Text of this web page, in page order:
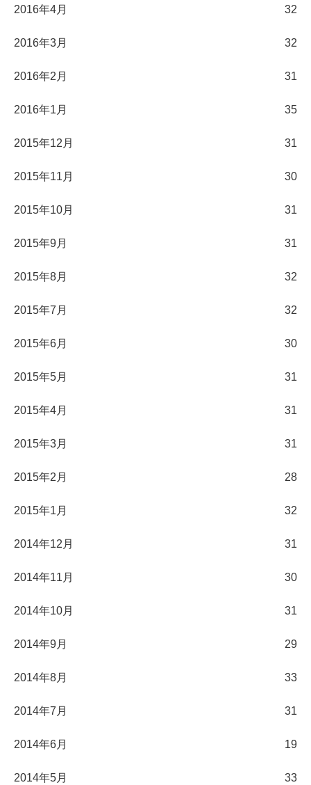
2016年4月 32
2016年3月 32
2016年2月 31
2016年1月 35
2015年12月 31
2015年11月 30
2015年10月 31
2015年9月 31
2015年8月 32
2015年7月 32
2015年6月 30
2015年5月 31
2015年4月 31
2015年3月 31
2015年2月 28
2015年1月 32
2014年12月 31
2014年11月 30
2014年10月 31
2014年9月 29
2014年8月 33
2014年7月 31
2014年6月 19
2014年5月 33